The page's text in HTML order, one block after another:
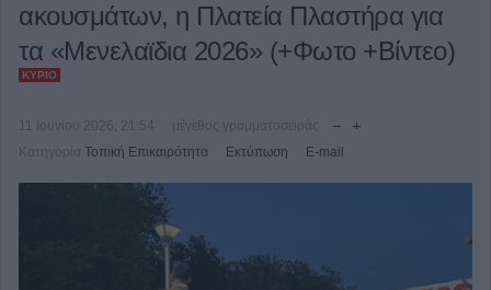
ακουσμάτων, η Πλατεία Πλαστήρα για
τα «Μενελαϊδια 2026» (+Φωτο +Βίντεο)
ΚΎΡΙΟ
11 Ιουνίου 2026, 21:54
μέγεθος γραμματοσειράς
Κατηγορία Τοπική Επικαιρότητα Εκτύπωση E-mail